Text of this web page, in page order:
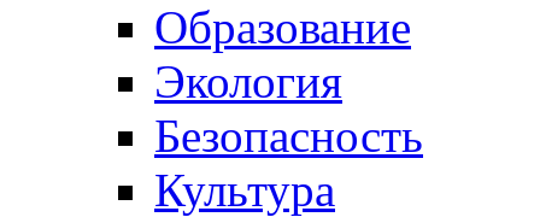
Образование
Экология
Безопасность
Культура